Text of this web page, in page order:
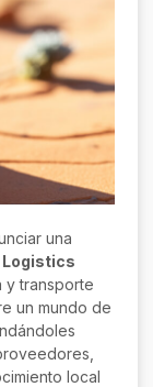
una
y transporte
un mundo de
local